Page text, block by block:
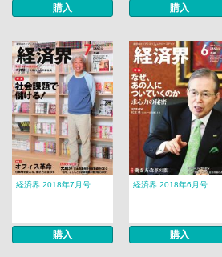
購入 購入
経済界 2018年7月号
購入
経済界 2018年6月号
購入